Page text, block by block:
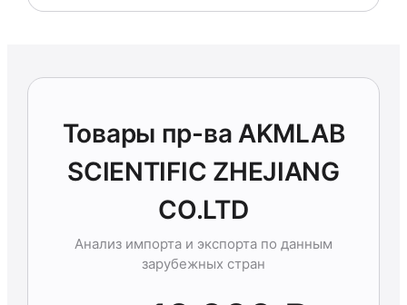
Товары пр-ва AKMLAB
SCIENTIFIC ZHEJIANG
CO.LTD
Анализ импорта и экспорта по данным
зарубежных стран